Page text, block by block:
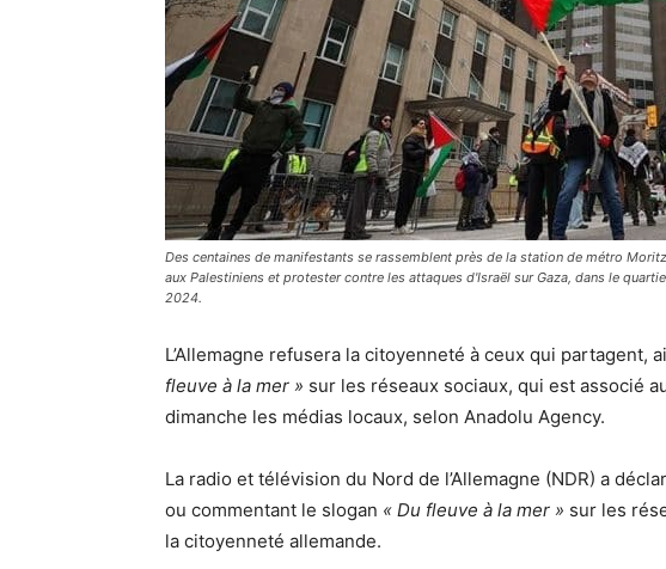
Des centaines de manifestants se rassemblent près de la station de métro
aux Palestiniens et protester contre les attaques d'Israël sur Gaza, dans le
2024.
L’Allemagne refusera la citoyenneté à ceux qui partagent,
fleuve à la mer » sur les réseaux sociaux, qui est associé
dimanche les médias locaux, selon Anadolu Agency.
La radio et télévision du Nord de l’Allemagne (NDR) a
ou commentant le slogan « Du fleuve à la mer » sur les
la citoyenneté allemande.